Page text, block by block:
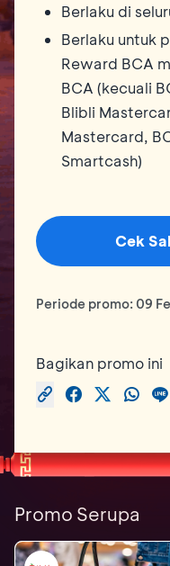
Berlaku di
Berlaku untuk
Reward BCA
BCA (kecuali
Blibli
Mastercard,
Smartcash)
Cek
Periode promo: 09
Bagikan promo ini
Promo Serupa